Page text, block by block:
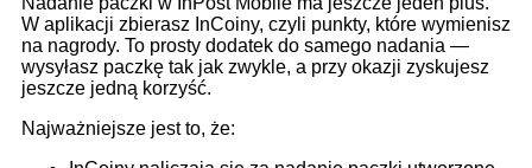
W aplikacji zbierasz InCoiny, czyli punkty, które wymienisz
na nagrody. To prosty dodatek do samego nadania —
wysyłasz paczkę tak jak zwykle, a przy okazji zyskujesz
jeszcze jedną korzyść.
Najważniejsze jest to, że: